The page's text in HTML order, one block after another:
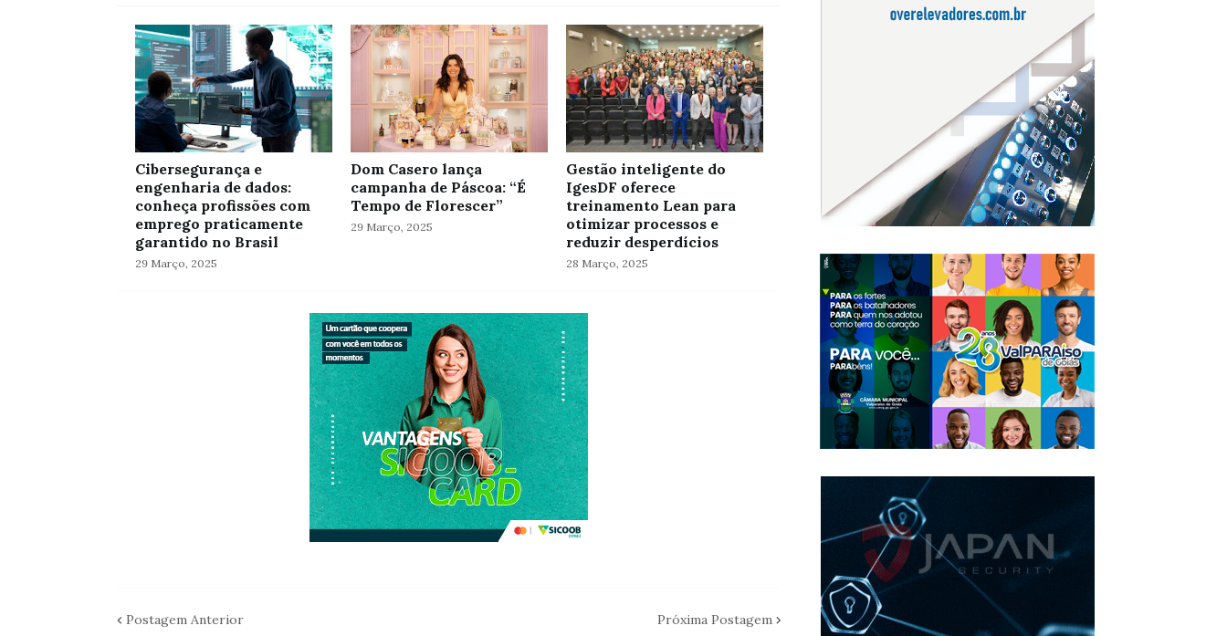
Cibersegurança e
engenharia de dados:
conheça profissões com
emprego praticamente
garantido no Brasil
29 Março, 2025
Dom Casero lança
campanha de Páscoa: “É
Tempo de Florescer”
29 Março, 2025
Gestão inteligente do
IgesDF oferece
treinamento Lean para
otimizar processos e
reduzir desperdícios
28 Março, 2025
Postagem Anterior Próxima Postagem